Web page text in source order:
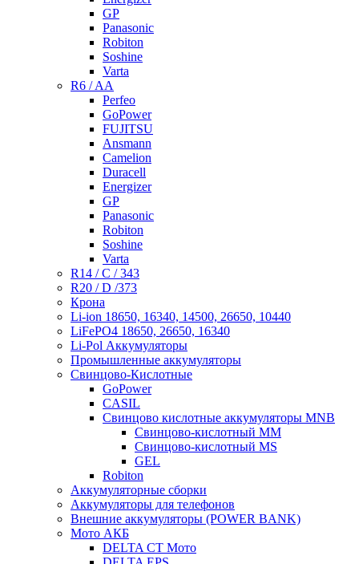
GP
Panasonic
Robiton
Soshine
Varta
R6 / AA
Perfeo
GoPower
FUJITSU
Ansmann
Camelion
Duracell
Energizer
GP
Panasonic
Robiton
Soshine
Varta
R14 / C / 343
R20 / D /373
Крона
Li-ion 18650, 16340, 14500, 26650, 10440
LiFePO4 18650, 26650, 16340
Li-Pol Аккумуляторы
Промышленные аккумуляторы
Свинцово-Кислотные
GoPower
CASIL
Свинцово кислотные аккумуляторы MNB
Cвинцово-кислотный MM
Cвинцово-кислотный MS
GEL
Robiton
Аккумуляторные сборки
Аккумуляторы для телефонов
Внешние аккумуляторы (POWER BANK)
Мото АКБ
DELTA CT Мото